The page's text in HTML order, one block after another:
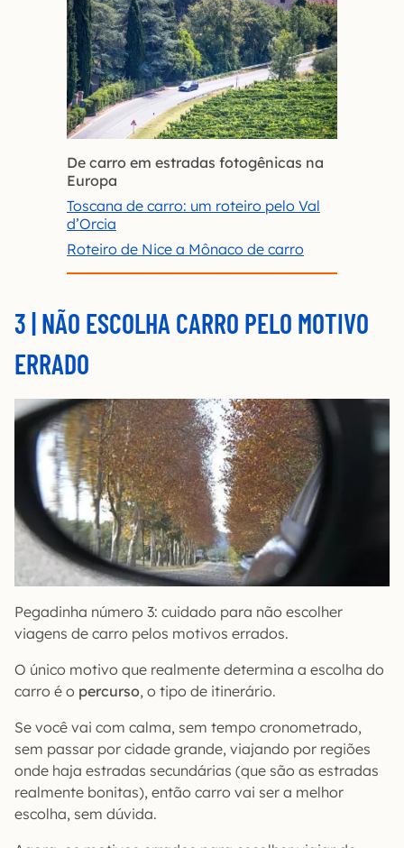
De carro em estradas fotogênicas na
Europa
Toscana de carro: um roteiro pelo Val
d’Orcia
Roteiro de Nice a Mônaco de carro
3 | NÃO ESCOLHA CARRO PELO MOTIVO
ERRADO
Pegadinha número 3: cuidado para não escolher
viagens de carro pelos motivos errados.
O único motivo que realmente determina a escolha do
carro é o percurso, o tipo de itinerário.
Se você vai com calma, sem tempo cronometrado,
sem passar por cidade grande, viajando por regiões
onde haja estradas secundárias (que são as estradas
realmente bonitas), então carro vai ser a melhor
escolha, sem dúvida.